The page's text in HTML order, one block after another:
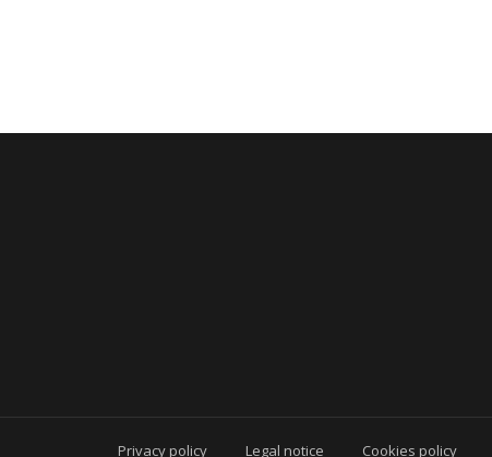
Privacy policy Legal notice Cookies policy